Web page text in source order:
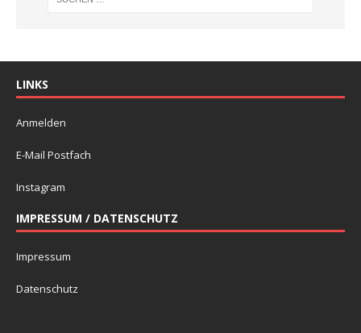
LINKS
Anmelden
E-Mail Postfach
Instagram
IMPRESSUM / DATENSCHUTZ
Impressum
Datenschutz